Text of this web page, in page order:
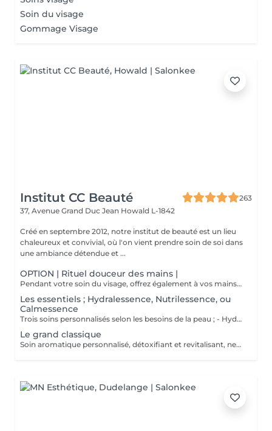
Soin du visage
Gommage Visage
Institut CC Beauté
263
37, Avenue Grand Duc Jean Howald L-1842
Créé en septembre 2012, notre institut de beauté est un lieu
chaleureux et convivial, où l'on vient prendre soin de soi dans
une ambiance détendue et ...
OPTION | Rituel douceur des mains |
Pendant votre soin du visage, offrez également à vos mains un moment de douceur grâce à un gommage délicat, un masque nourrissant sous gants et un petit massage relaxant.
Les essentiels ; Hydralessence, Nutrilessence, ou
Calmessence
Trois soins personnalisés selon les besoins de la peau ; - Hydralessence : soin pour peaux déshydratées - Nutrilessence : soin pour peaux dénutries, sèches à très sèches - Calmessence : soin pour peaux sensibles, avec rougeurs
Le grand classique
Soin aromatique personnalisé, détoxifiant et revitalisant, nettoyage profond en 5 phases.